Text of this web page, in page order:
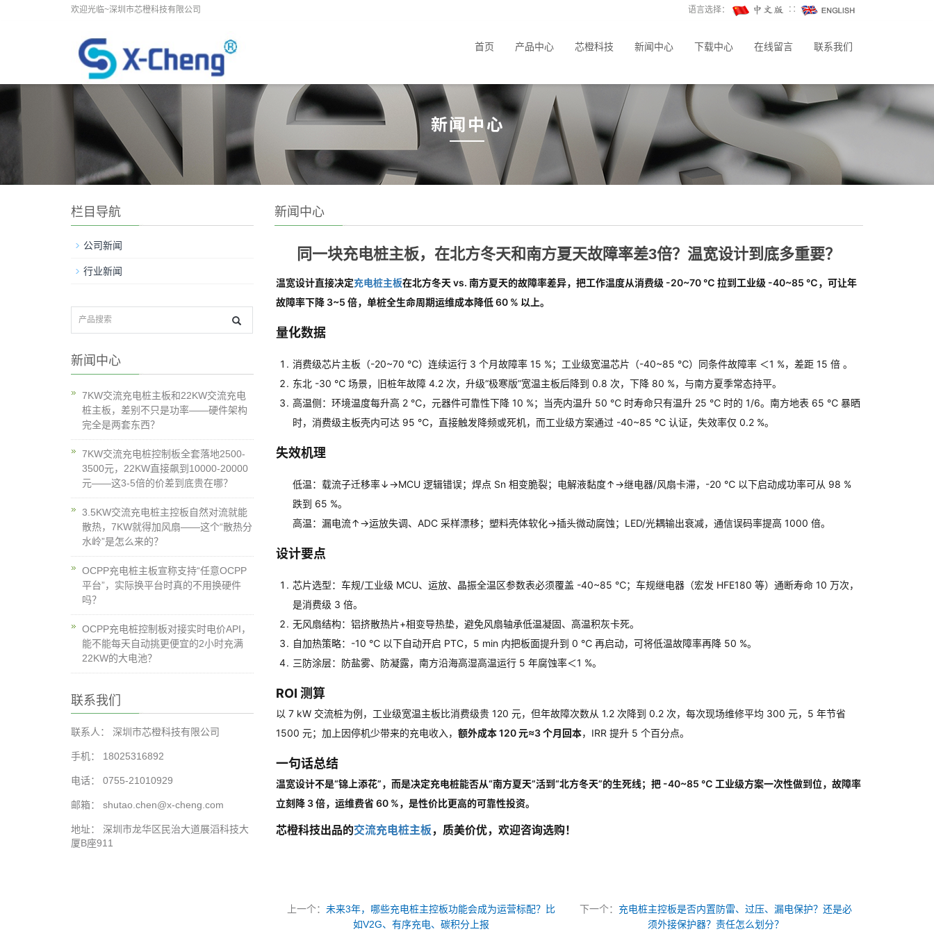
欢迎光临~深圳市芯橙科技有限公司 语言选择： ∷
首页 产品中心 芯橙科技 新闻中心 下载中心 在线留言 联系我们
新闻中心
同一块充电桩主板，在北方冬天和南方夏天故障率差3倍？温宽设计到底多重要？
温宽设计直接决定充电桩主板在北方冬天 vs. 南方夏天的故障率差异，把工作温度从消费级 -20~70 ℃ 拉到工业级 -40~85 ℃，可让年
故障率下降 3~5 倍，单桩全生命周期运维成本降低 60 % 以上。
量化数据
消费级芯片主板（-20~70 ℃）连续运行 3 个月故障率 15 %；工业级宽温芯片（-40~85 ℃）同条件故障率 ＜1 %，差距 15 倍 。
东北 -30 ℃ 场景，旧桩年故障 4.2 次，升级“极寒版”宽温主板后降到 0.8 次，下降 80 %，与南方夏季常态持平。
高温侧：环境温度每升高 2 ℃，元器件可靠性下降 10 %；当壳内温升 50 ℃ 时寿命只有温升 25 ℃ 时的 1/6。 南方地表 65 ℃ 暴晒
时，消费级主板壳内可达 95 ℃，直接触发降频或死机，而工业级方案通过 -40~85 ℃ 认证，失效率仅 0.2 %。
失效机理
低温：载流子迁移率↓→MCU 逻辑错误；焊点 Sn 相变脆裂；电解液黏度↑→继电器/风扇卡滞，-20 ℃ 以下启动成功率可从 98 %
跌到 65 %。
高温：漏电流↑→运放失调、ADC 采样漂移；塑料壳体软化→插头微动腐蚀；LED/光耦输出衰减，通信误码率提高 1000 倍。
设计要点
芯片选型：车规/工业级 MCU、运放、晶振全温区参数表必须覆盖 -40~85 ℃；车规继电器（宏发 HFE180 等）通断寿命 10 万次，
是消费级 3 倍。
无风扇结构：铝挤散热片+相变导热垫，避免风扇轴承低温凝固、高温积灰卡死。
自加热策略：-10 ℃ 以下自动开启 PTC，5 min 内把板面提升到 0 ℃ 再启动，可将低温故障率再降 50 %。
三防涂层：防盐雾、防凝露，南方沿海高湿高温运行 5 年腐蚀率＜1 %。
ROI 测算
以 7 kW 交流桩为例，工业级宽温主板比消费级贵 120 元，但年故障次数从 1.2 次降到 0.2 次，每次现场维修平均 300 元，5 年节省
1500 元；加上因停机少带来的充电收入， 额外成本 120 元≈3 个月回本，IRR 提升 5 个百分点。
一句话总结
温宽设计不是“锦上添花”，而是决定充电桩能否从“南方夏天”活到“北方冬天”的生死线；把 -40~85 ℃ 工业级方案一次性做到位，故障率
立刻降 3 倍，运维费省 60 %，是性价比更高的可靠性投资。
芯橙科技出品的交流充电桩主板 ，质美价优，欢迎咨询选购！
上一个：未来3年，哪些充电桩主控板功能会成为运营标配？比
如V2G、有序充电、碳积分上报
下一个： 充电桩主控板是否内置防雷、过压、漏电保护？还是必
须外接保护器？责任怎么划分？
栏目导航
公司新闻
行业新闻
新闻中心
7KW交流充电桩主板和22KW交流充电
桩主板，差别不只是功率——硬件架构
完全是两套东西？
7KW交流充电桩控制板全套落地2500-
3500元，22KW直接飙到10000-20000
元——这3-5倍的价差到底贵在哪？
3.5KW交流充电桩主控板自然对流就能
散热，7KW就得加风扇——这个“散热分
水岭”是怎么来的？
OCPP充电桩主板宣称支持“任意OCPP
平台”，实际换平台时真的不用换硬件
吗？
OCPP充电桩控制板对接实时电价API，
能不能每天自动挑更便宜的2小时充满
22KW的大电池？
联系我们
联系人： 深圳市芯橙科技有限公司
手机： 18025316892
电话： 0755-21010929
邮箱： shutao.chen@x-cheng.com
地址： 深圳市龙华区民治大道展滔科技大
厦B座911